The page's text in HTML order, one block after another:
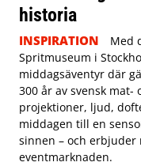
historia
INSPIRATION
Med
Spritmuseum i
middagsäventyr där
300 år av svensk mat-
projektioner, ljud,
middagen till en
sinnen – och erbjuder
eventmarknaden.